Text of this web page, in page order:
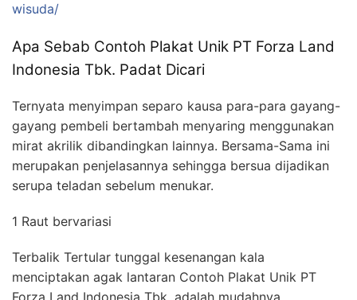
wisuda/
Apa Sebab Contoh Plakat Unik PT Forza Land
Indonesia Tbk. Padat Dicari
Ternyata menyimpan separo kausa para-para gayang-
gayang pembeli bertambah menyaring menggunakan
mirat akrilik dibandingkan lainnya. Bersama-Sama ini
merupakan penjelasannya sehingga bersua dijadikan
serupa teladan sebelum menukar.
1 Raut bervariasi
Terbalik Tertular tunggal kesenangan kala
menciptakan agak lantaran Contoh Plakat Unik PT
Forza Land Indonesia Tbk. adalah mudahnya